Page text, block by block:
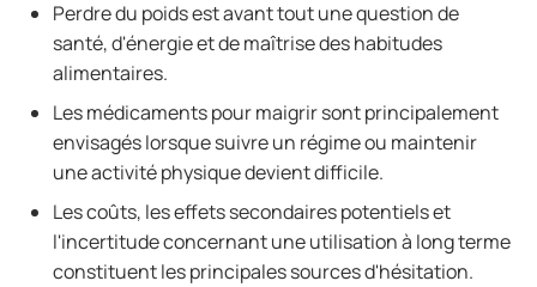
Perdre du poids est avant tout une question de
santé, d'énergie et de maîtrise des habitudes
alimentaires.
Les médicaments pour maigrir sont principalement
envisagés lorsque suivre un régime ou maintenir
une activité physique devient difficile.
Les coûts, les effets secondaires potentiels et
l'incertitude concernant une utilisation à long terme
constituent les principales sources d'hésitation.